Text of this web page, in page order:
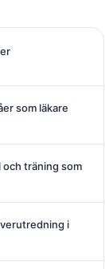
som läkare
träning som
i